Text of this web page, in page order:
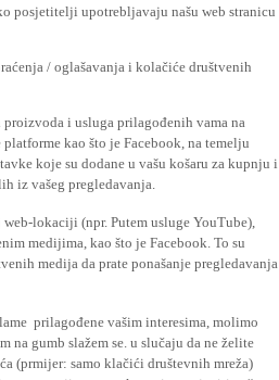
posjetitelji upotrebljavaju našu web stranicu
/ oglašavanja i kolačiće društvenih
i usluga prilagođenih vama na
kao što je Facebook, na temelju
koje su dodane u vašu košaru za kupnju i
iz vašeg pregledavanja.
lokaciji (npr. Putem usluge YouTube),
medijima, kao što je Facebook. To su
medija da prate ponašanje pregledavanja
prilagođene vašim interesima, molimo
na gumb slažem se. u slučaju da ne želite
(prmijer: samo klačići društevnih mreža)